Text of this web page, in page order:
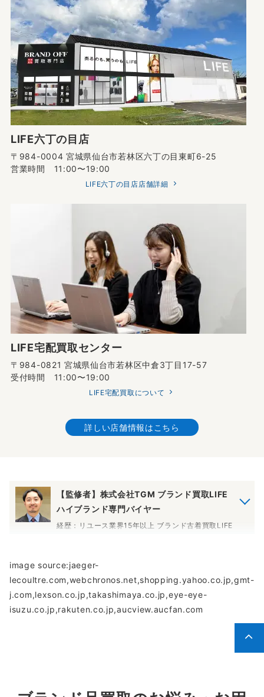
LIFE六丁の目店
〒984-0004 宮城県仙台市若林区六丁の目東町6-25
営業時間 11:00〜19:00
LIFE六丁の目店店舗詳細
LIFE宅配買取センター
〒984-0821 宮城県仙台市若林区中倉3丁目17-57
受付時間 11:00〜19:00
LIFE宅配買取について
詳しい店舗情報はこちら
【監修者】株式会社TGM ブランド買取LIFE
ハイブランド専門バイヤー
経歴：リユース業界15年以上 ブランド古着買取LIFE
イコー等の国内メーカーの時計まで査定経験を基に
しっかりと査定させて頂きます。
image source:jaeger-
lecoultre.com,webchronos.net,shopping.yahoo.co.jp,gmt-
j.com,lexson.co.jp,takashimaya.co.jp,eye-eye-
isuzu.co.jp,rakuten.co.jp,aucview.aucfan.com